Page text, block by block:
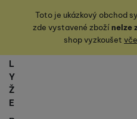
Toto je ukázkový obchod
zde vystavené zbožínelze
shop vyzkoušet
L
Y
Ž
E